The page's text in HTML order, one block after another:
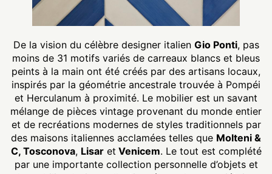
De la vision du célèbre designer italien Gio Ponti, pas
moins de 31 motifs variés de carreaux blancs et bleus
peints à la main ont été créés par des artisans locaux,
inspirés par la géométrie ancestrale trouvée à Pompéi
et Herculanum à proximité. Le mobilier est un savant
mélange de pièces vintage provenant du monde entier
et de recréations modernes de styles traditionnels par
des maisons italiennes acclamées telles que Molteni &
C, Tosconova, Lisaret Venicem. Le tout est complété
par une importante collection personnelle d’objets et